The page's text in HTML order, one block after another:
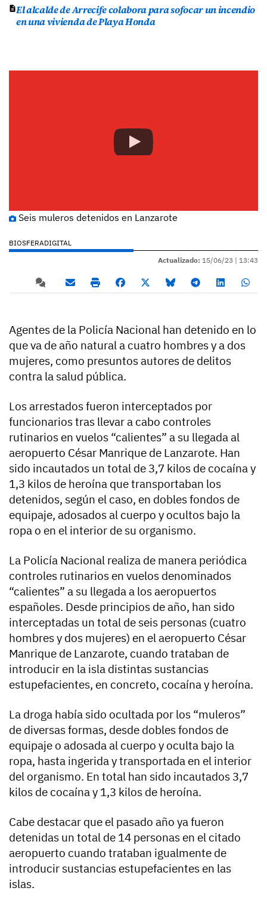
El alcalde de Arrecife colabora para sofocar un incendio
en una vivienda de Playa Honda
Seis muleros detenidos en Lanzarote
BIOSFERADIGITAL
Actualizado: 15/06/23 | 13:43
Agentes de la Policía Nacional han detenido en lo
que va de año natural a cuatro hombres y a dos
mujeres, como presuntos autores de delitos
contra la salud pública.
Los arrestados fueron interceptados por
funcionarios tras llevar a cabo controles
rutinarios en vuelos “calientes” a su llegada al
aeropuerto César Manrique de Lanzarote. Han
sido incautados un total de 3,7 kilos de cocaína y
1,3 kilos de heroína que transportaban los
detenidos, según el caso, en dobles fondos de
equipaje, adosados al cuerpo y ocultos bajo la
ropa o en el interior de su organismo.
La Policía Nacional realiza de manera periódica
controles rutinarios en vuelos denominados
“calientes” a su llegada a los aeropuertos
españoles. Desde principios de año, han sido
interceptadas un total de seis personas (cuatro
hombres y dos mujeres) en el aeropuerto César
Manrique de Lanzarote, cuando trataban de
introducir en la isla distintas sustancias
estupefacientes, en concreto, cocaína y heroína.
La droga había sido ocultada por los “muleros”
de diversas formas, desde dobles fondos de
equipaje o adosada al cuerpo y oculta bajo la
ropa, hasta ingerida y transportada en el interior
del organismo. En total han sido incautados 3,7
kilos de cocaína y 1,3 kilos de heroína.
Cabe destacar que el pasado año ya fueron
detenidas un total de 14 personas en el citado
aeropuerto cuando trataban igualmente de
introducir sustancias estupefacientes en las
islas.